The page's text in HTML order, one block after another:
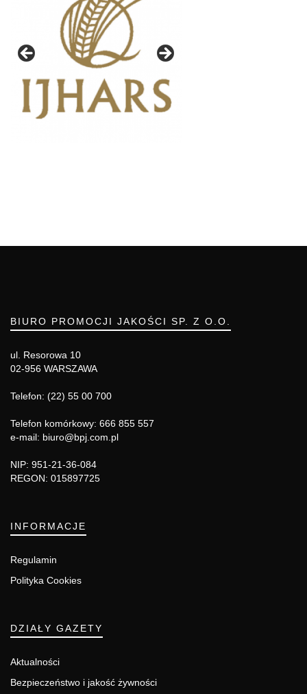
BIURO PROMOCJI JAKOŚCI SP. Z O.O.
ul. Resorowa 10
02-956 WARSZAWA
Telefon: (22) 55 00 700
Telefon komórkowy: 666 855 557
e-mail: biuro@bpj.com.pl
NIP: 951-21-36-084
REGON: 015897725
INFORMACJE
Regulamin
Polityka Cookies
DZIAŁY GAZETY
Aktualności
Bezpieczeństwo i jakość żywności